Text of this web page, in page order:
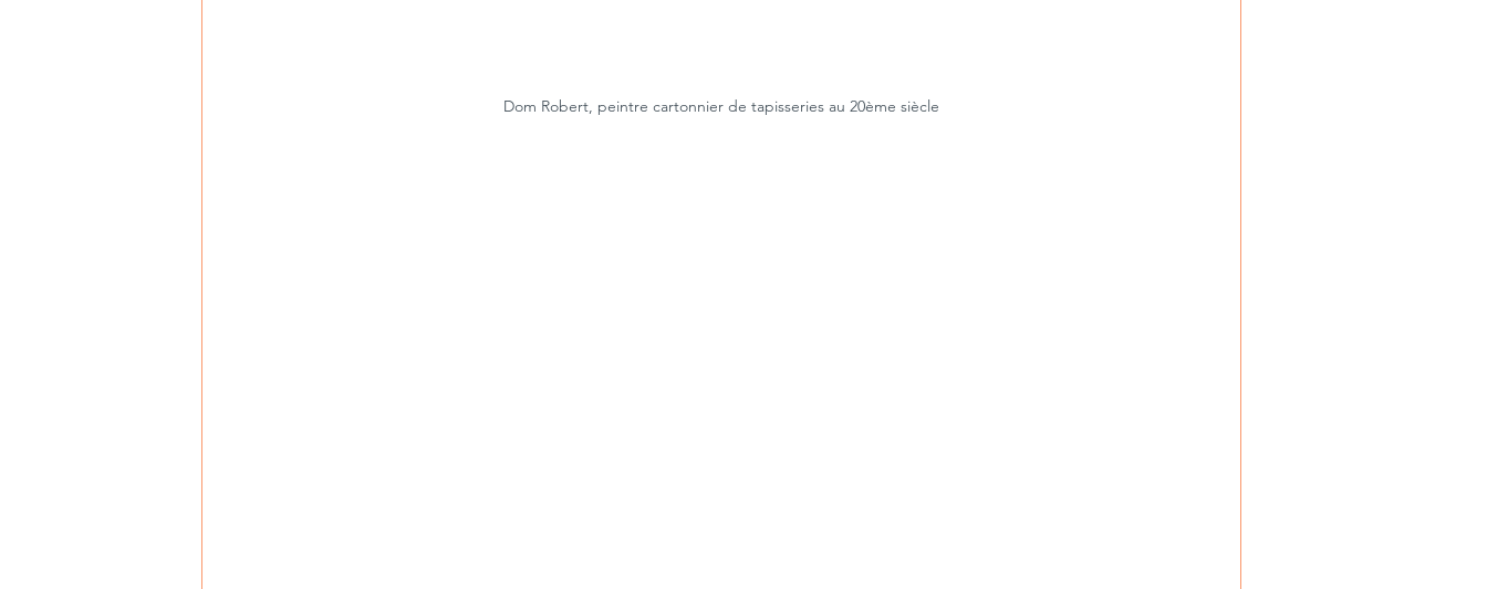
Dom Robert, peintre cartonnier de tapisseries au 20ème siècle